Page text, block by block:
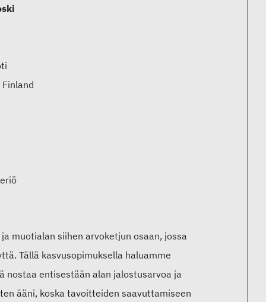
Finland
muotialan siihen arvoketjun osaan, jossa
Tällä kasvusopimuksella haluamme
nostaa entisestään alan jalostusarvoa ja
ääni, koska tavoitteiden saavuttamiseen